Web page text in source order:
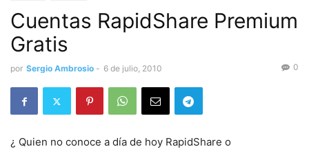
Cuentas RapidShare Premium
Gratis
por Sergio Ambrosio - 6 de julio, 2010 0
¿ Quien no conoce a día de hoy RapidShare o